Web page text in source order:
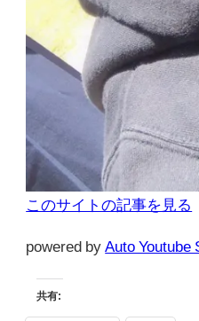
このサイトの記事を見る
powered by Auto Youtube
共有: